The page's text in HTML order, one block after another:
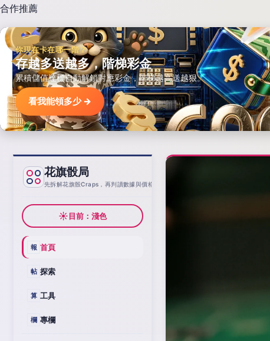
合作推薦
你現在卡在哪一階？
存越多送越多，階梯彩金
累積儲值達標自動解鎖對應彩金，階梯越高送越狠。
看我能領多少 →
花旗骰局
先拆解花旗骰Craps，再判讀數據與價格
☀目前：淺色
報 首頁
帖 探索
算 工具
欄 專欄